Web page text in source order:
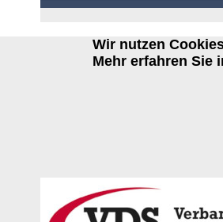
Wir nutzen
Mehr erfahren Sie